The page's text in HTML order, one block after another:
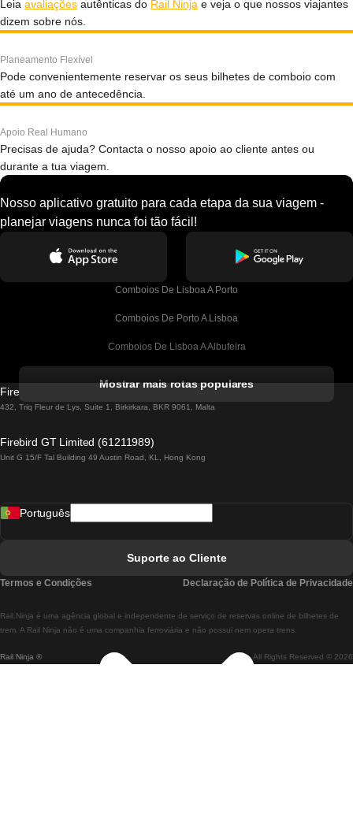
Leia avaliações autênticas do Rail Ninja e veja o que nossos viajantes
dizem sobre nós.
Planeamento Flexível
Pode convenientemente reservar os seus bilhetes de comboio com
até um ano de antecedência.
Apoio Real Humano
Precisas de ajuda? Contacta o nosso apoio ao cliente antes ou
durante a tua viagem.
Nosso aplicativo gratuito para cada etapa da sua viagem -
planejar viagens nunca foi tão fácil!
Comboios De Lisboa A Porto
Comboios De Porto A Lisboa
Comboios De Lisboa A Albufeira
Comboios De Lisboa A Lagos
Comboios De Lisboa A Madrid
Comboios De Lisboa A Braga
Comboios De Braga A Lisboa
Mostrar mais rotas populares
Firebird GT Limited (OC 1451)
432, Triq Fleur de Lys, Suite 1, Birkirkara, BKR 9061, Malta
Firebird GT Limited (61211989)
Unit G 15/F Tal Building 49 Austin Road, KL, Hong Kong
Rail Ninja ® All Rights Reserved © 2026
Rail.Ninja é uma agência global e independente de serviço de reservas online de bilhetes de
trem. A Rail Ninja não é uma companhia ferroviária e não possui nem opera trens.
Português
Suporte ao Cliente
Termos e Condições Declaração de Política de Privacidade